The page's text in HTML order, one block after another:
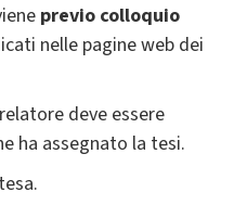
previo colloquio
nelle pagine web dei
deve essere
ha assegnato la tesi.